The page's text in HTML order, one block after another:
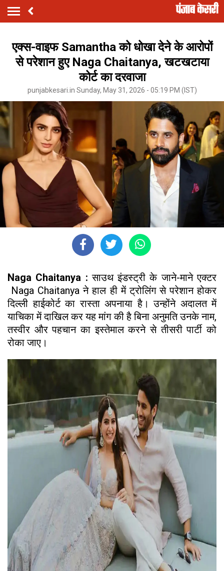
एक्स-वाइफ Samantha को धोखा देने के आरोपों
से परेशान हुए Naga Chaitanya, खटखटाया
कोर्ट का दरवाजा
punjabkesari.in Sunday, May 31, 2026 - 05:19 PM (IST)
Naga Chaitanya : साउथ इंडस्ट्री के जाने-माने एक्टर
Naga Chaitanya ने हाल ही में ट्रोलिंग से परेशान होकर
दिल्ली हाईकोर्ट का रास्ता अपनाया है। उन्होंने अदालत में
याचिका में दाखिल कर यह मांग की है बिना अनुमति उनके नाम,
तस्वीर और पहचान का इस्तेमाल करने से तीसरी पार्टी को
रोका जाए।